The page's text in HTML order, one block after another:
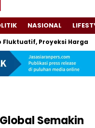
NASIONAL
Proyeksi Harga
Semakin